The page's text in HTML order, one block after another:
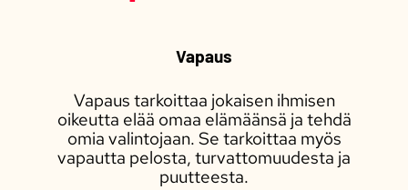
Vapaus
Vapaus tarkoittaa jokaisen ihmisen
oikeutta elää omaa elämäänsä ja tehdä
omia valintojaan. Se tarkoittaa myös
vapautta pelosta, turvattomuudesta ja
puutteesta.